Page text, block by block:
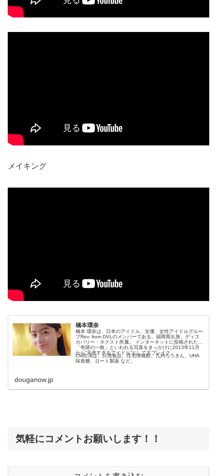
メイキング
橋本環奈
橋本 環奈は、日本のアイドル、女優、女性アイドルグルー
プRev. from DVLのメンバーである。福岡県出身。ディス
カバリー・ネクスト所属。 インターネットに投稿された
「奇跡の一枚」といわれる写真をきっかけに2013年11月
から“天使すぎるアイドル”として大ブレイク。
CM出演は、日清食品、住宅情報館、九州ろうきん、UHA
味覚糖、ロート製薬 など。
douganow.jp
気軽にコメントお願いします！！